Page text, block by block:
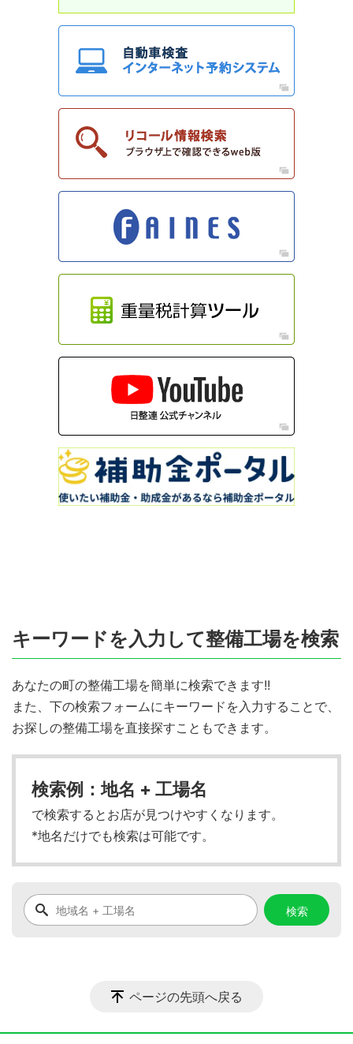
キーワードを入力して整備工場を検索
あなたの町の整備工場を簡単に検索できます!!
また、下の検索フォームにキーワードを入力することで、
お探しの整備工場を直接探すこともできます。
検索例：地名 + 工場名
で検索するとお店が見つけやすくなります。
*地名だけでも検索は可能です。
ページの先頭へ戻る